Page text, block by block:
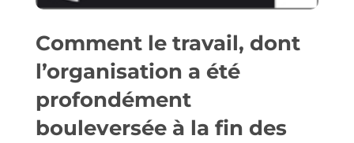
Comment le travail, dont
l’organisation a été
profondément
bouleversée à la fin des